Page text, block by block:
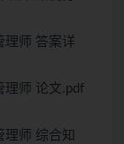
理师 答案详
理师 论文.pdf
师 综合知